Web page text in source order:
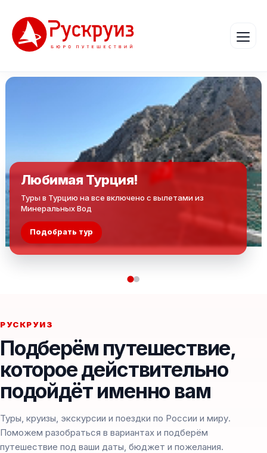
Любимая Турция!
Туры в Турцию на все включено с вылетами из
Минеральных Вод
Подобрать тур
РУСКРУИЗ
Подберём путешествие,
которое действительно
подойдёт именно вам
Туры, круизы, экскурсии и поездки по России и миру.
Поможем разобраться в вариантах и подберём
путешествие под ваши даты, бюджет и пожелания.